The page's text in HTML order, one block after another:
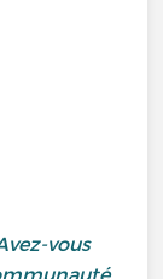
vous